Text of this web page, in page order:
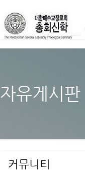
자유게시판
커뮤니티